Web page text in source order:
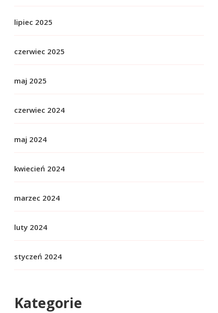
lipiec 2025
czerwiec 2025
maj 2025
czerwiec 2024
maj 2024
kwiecień 2024
marzec 2024
luty 2024
styczeń 2024
Kategorie